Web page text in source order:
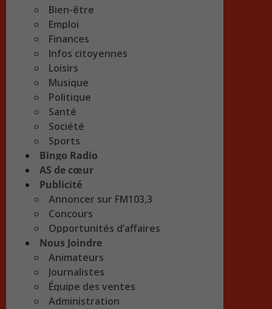
Bien-être
Emploi
Finances
Infos citoyennes
Loisirs
Musique
Politique
Santé
Société
Sports
Bingo Radio
AS de cœur
Publicité
Annoncer sur FM103,3
Concours
Opportunités d’affaires
Nous Joindre
Animateurs
Journalistes
Équipe des ventes
Administration